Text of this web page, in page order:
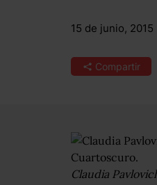
15 de junio, 2015
Compartir
Claudia